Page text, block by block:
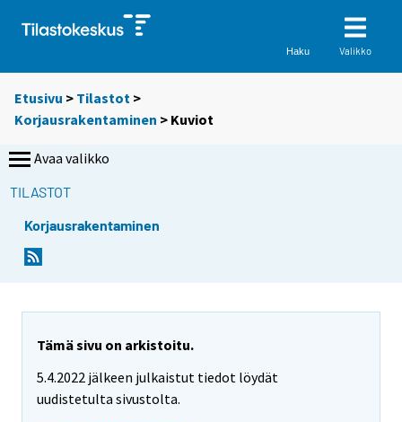
Haku Valikko
Etusivu > Tilastot >
Korjausrakentaminen > Kuviot
Avaa valikko
TILASTOT
Korjausrakentaminen
Tämä sivu on arkistoitu.
5.4.2022 jälkeen julkaistut tiedot löydät
uudistetulta sivustolta.